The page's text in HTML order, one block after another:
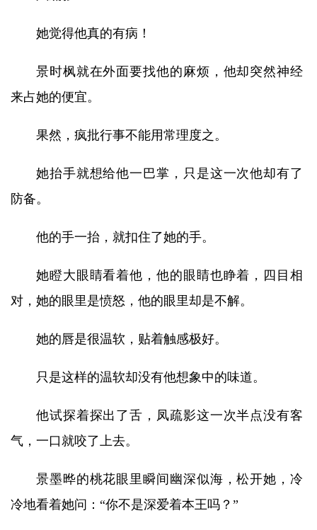
她觉得他真的有病！
景时枫就在外面要找他的麻烦，他却突然神经
来占她的便宜。
果然，疯批行事不能用常理度之。
她抬手就想给他一巴掌，只是这一次他却有了
防备。
他的手一抬，就扣住了她的手。
她瞪大眼睛看着他，他的眼睛也睁着，四目相
对，她的眼里是愤怒，他的眼里却是不解。
她的唇是很温软，贴着触感极好。
只是这样的温软却没有他想象中的味道。
他试探着探出了舌，凤疏影这一次半点没有客
气，一口就咬了上去。
景墨晔的桃花眼里瞬间幽深似海，松开她，冷
冷地看着她问：“你不是深爱着本王吗？”